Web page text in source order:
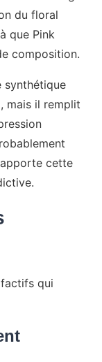
du floral
que Pink
composition.
synthétique
mais il remplit
cette
qui